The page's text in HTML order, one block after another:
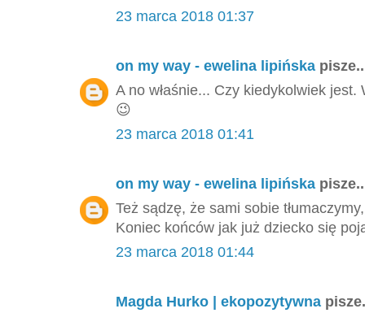
23 marca 2018 01:37
on my way - ewelina lipińska
A no właśnie... Czy kiedykolwiek
😉
23 marca 2018 01:41
on my way - ewelina lipińska
Też sądzę, że sami sobie
Koniec końców jak już dziecko się
23 marca 2018 01:44
Magda Hurko | ekopozytywna